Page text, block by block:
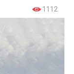
1112